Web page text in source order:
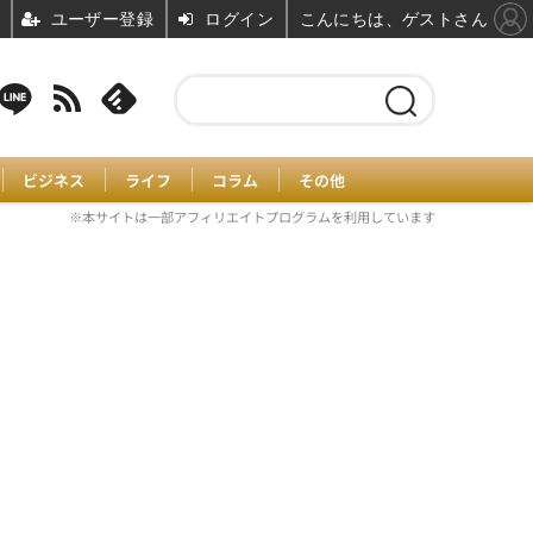
ビジネス ライフ コラム その他
※本サイトは一部アフィリエイトプログラムを利用しています
ユーザー登録 ログイン こんにちは、ゲストさん